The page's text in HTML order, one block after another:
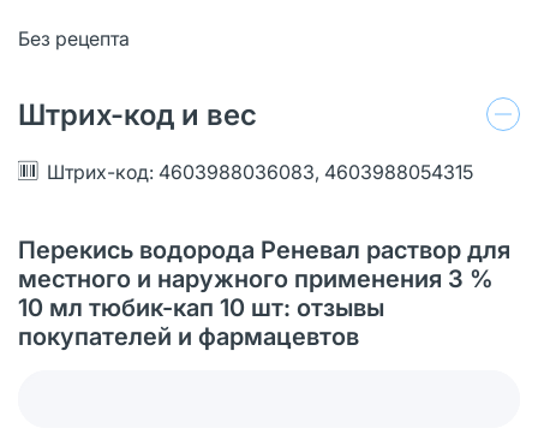
Без рецепта
Штрих-код и вес
Штрих-код: 4603988036083, 4603988054315
Перекись водорода Реневал раствор для
местного и наружного применения 3 %
10 мл тюбик-кап 10 шт: отзывы
покупателей и фармацевтов